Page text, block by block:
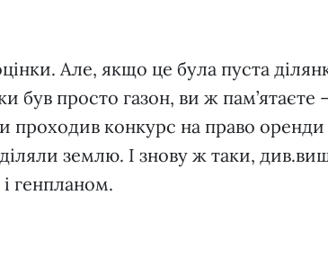
Але, якщо це була пуста
був просто газон, ви ж пам’ятаєте
проходив конкурс на право оренди
землю. І знову ж таки,
і генпланом.